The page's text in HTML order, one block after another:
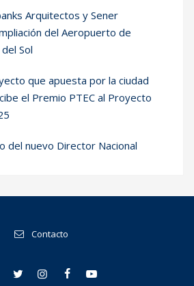
Arquitectos y Sener
del Aeropuerto de
Sol
que apuesta por la ciudad
el Premio PTEC al Proyecto
del nuevo Director Nacional
Contacto